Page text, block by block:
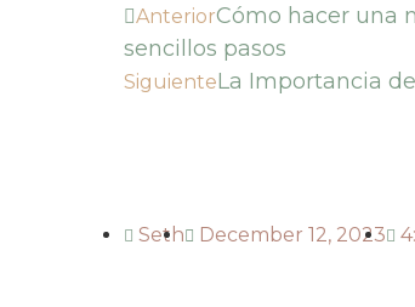
AnteriorCómo hacer una
sencillos pasos
SiguienteLa Importancia
Seth December 12, 2023